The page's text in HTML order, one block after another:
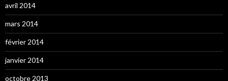
avril 2014
mars 2014
février 2014
janvier 2014
octobre 2013